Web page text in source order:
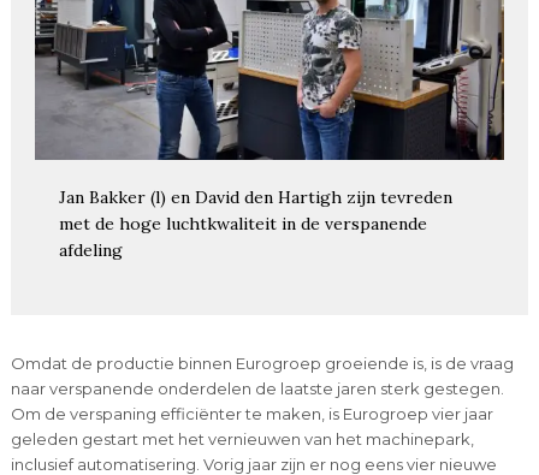
Jan Bakker (l) en David den Hartigh zijn tevreden
met de hoge luchtkwaliteit in de verspanende
afdeling
Omdat de productie binnen Eurogroep groeiende is, is de vraag
naar verspanende onderdelen de laatste jaren sterk gestegen.
Om de verspaning efficiënter te maken, is Eurogroep vier jaar
geleden gestart met het vernieuwen van het machinepark,
inclusief automatisering. Vorig jaar zijn er nog eens vier nieuwe